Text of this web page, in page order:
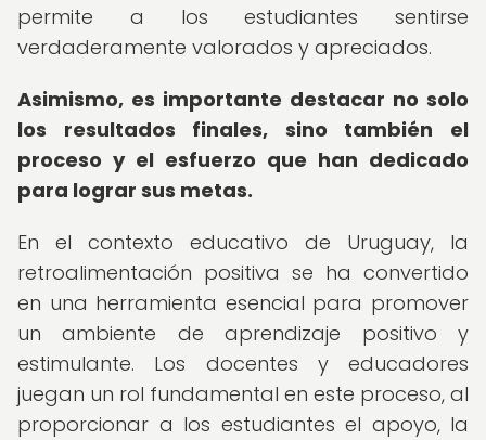
permite a los estudiantes sentirse
verdaderamente valorados y apreciados.
Asimismo, es importante destacar no solo
los resultados finales, sino también el
proceso y el esfuerzo que han dedicado
para lograr sus metas.
En el contexto educativo de Uruguay, la
retroalimentación positiva se ha convertido
en una herramienta esencial para promover
un ambiente de aprendizaje positivo y
estimulante. Los docentes y educadores
juegan un rol fundamental en este proceso, al
proporcionar a los estudiantes el apoyo, la